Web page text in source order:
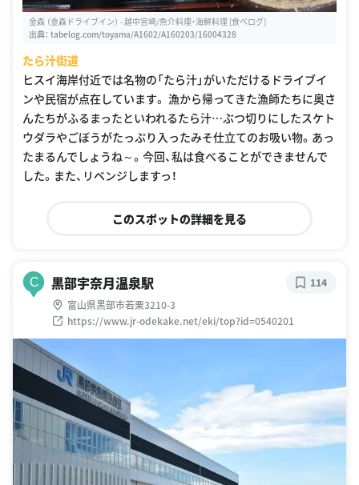
金森 （金森ドライブイン） - 越中宮崎/魚介料理・海鮮料理 [食べログ]
出典： tabelog.com/toyama/A1602/A160203/16004328
たら汁街道
ヒスイ海岸付近では名物の「たら汁」がいただけるドライブイ
ンや民宿が点在しています。 漁から帰ってきた漁師たちに奥さ
んたちがふるまったといわれるたら汁…ぶつ切りにしたスケト
ウダラやごぼうがたっぷり入ったみそ仕立てのお吸い物。あっ
たまるんでしょうね～。今回、私は食べることができませんで
した。また、リベンジしますっ！
このスポットの詳細を見る
C 黒部宇奈月温泉駅
富山県黒部市若栗3210-3
https://www.jr-odekake.net/eki/top?id=0540201
114